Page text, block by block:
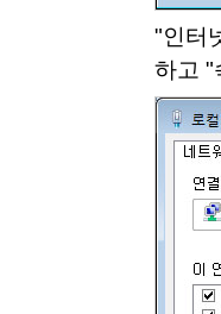
"인터
하고 "